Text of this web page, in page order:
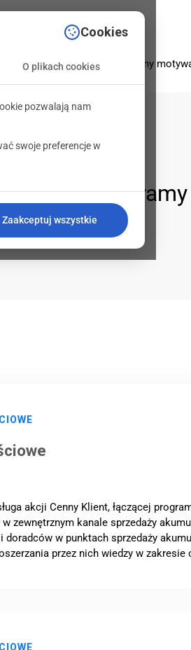
O firmie Oferta Programy
–
akcji Cenny Klient, łączącej
zewnętrznym kanale sprzedaży
w punktach sprzedaży
przez nich wiedzy w
Cookies
O plikach cookies
pozwalają nam
swoje preferencje w
Zaakceptuj wszystkie